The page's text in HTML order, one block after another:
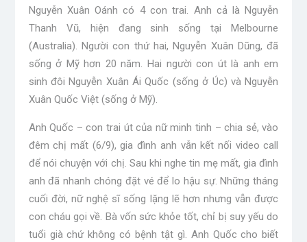
Nguyễn Xuân Oánh có 4 con trai. Anh cả là Nguyễn
Thanh Vũ, hiện đang sinh sống tại Melbourne
(Australia). Người con thứ hai, Nguyễn Xuân Dũng, đã
sống ở Mỹ hơn 20 năm. Hai người con út là anh em
sinh đôi Nguyễn Xuân Ái Quốc (sống ở Úc) và Nguyễn
Xuân Quốc Việt (sống ở Mỹ).
Anh Quốc – con trai út của nữ minh tinh – chia sẻ, vào
đêm chị mất (6/9), gia đình anh vẫn kết nối video call
để nói chuyện với chị. Sau khi nghe tin mẹ mất, gia đình
anh đã nhanh chóng đặt vé để lo hậu sự. Những tháng
cuối đời, nữ nghệ sĩ sống lặng lẽ hơn nhưng vẫn được
con cháu gọi về. Bà vốn sức khỏe tốt, chỉ bị suy yếu do
tuổi già chứ không có bệnh tật gì. Anh Quốc cho biết